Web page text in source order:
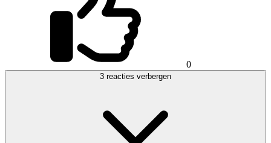
0
3 reacties verbergen